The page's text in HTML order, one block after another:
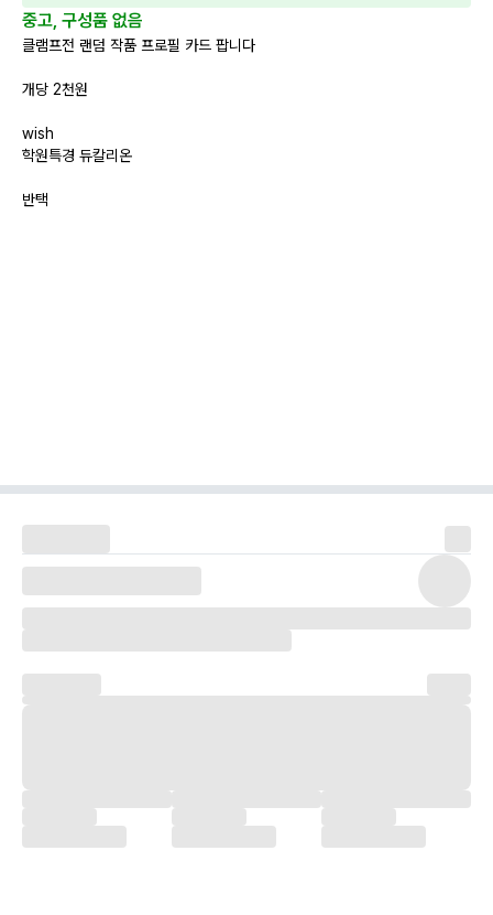
중고, 구성품 없음
클램프전 랜덤 작품 프로필 카드 팝니다
개당 2천원
wish
학원특경 듀칼리온
반택